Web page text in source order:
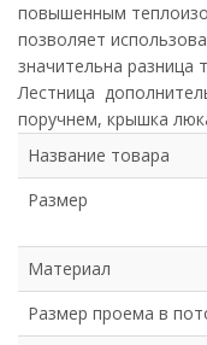
повышенным
позволяет
значительна разница
Лестница
поручнем, крышка
Название товара
Размер
Материал
Размер проема в